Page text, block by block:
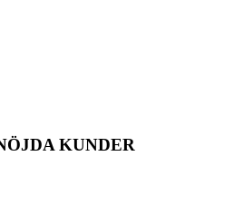
KUNDER